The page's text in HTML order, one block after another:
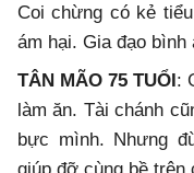
Coi chừng có kẻ
ám hại. Gia đạo bình
TÂN MÃO 75 TUỔI :
làm ăn. Tài chánh
bực mình. Nhưng